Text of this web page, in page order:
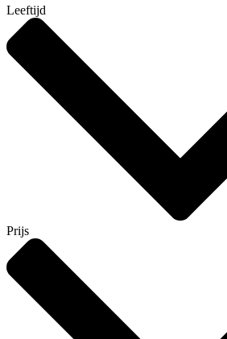
Leeftijd
Prijs